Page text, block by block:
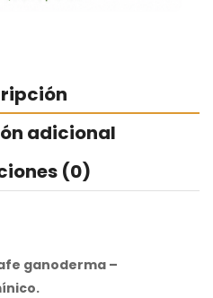
adicional
(0)
ganoderma –